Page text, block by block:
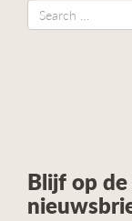
Blijf op